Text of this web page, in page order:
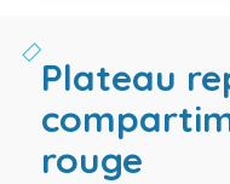
plateau repas 3
rouge